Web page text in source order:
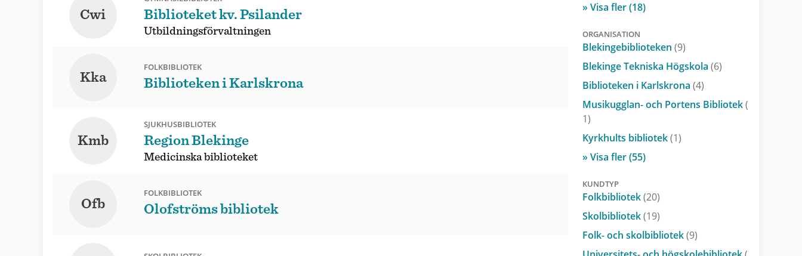
Cwi Biblioteket kv. Psilander
Utbildningsförvaltningen
Kka
FOLKBIBLIOTEK
Biblioteken i Karlskrona
Kmb
SJUKHUSBIBLIOTEK
Region Blekinge
Medicinska biblioteket
Ofb
FOLKBIBLIOTEK
Olofströms bibliotek
» Visa fler (18)
ORGANISATION
Blekingebiblioteken (9)
Blekinge Tekniska Högskola (6)
Biblioteken i Karlskrona (4)
Musikugglan- och Portens Bibliotek(
1)
Kyrkhults bibliotek(1)
» Visa fler (55)
KUNDTYP
Folkbibliotek(20)
Skolbibliotek(19)
Folk- och skolbibliotek(9)